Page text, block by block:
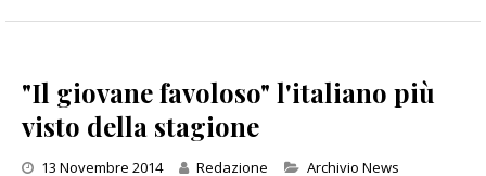
"Il giovane favoloso" l'italiano più
visto della stagione
13 Novembre 2014 Redazione Categories
Archivio News